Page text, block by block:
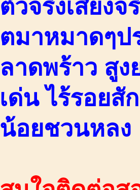
ตัวจริงเสียง
ตมาหมาดๆป
ลาดพร้าว สูง
เด่น ไร้รอยสั
น้อยชวนหลง